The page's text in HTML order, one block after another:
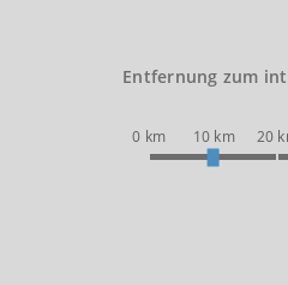
Entfernung zum
0 km 10 km 20